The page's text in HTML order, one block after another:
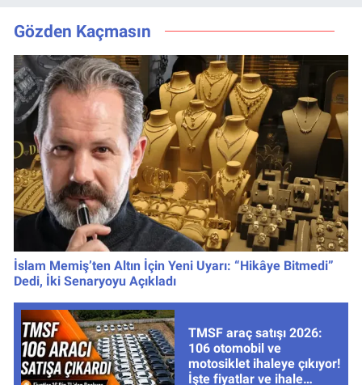
Gözden Kaçmasın
İslam Memiş’ten Altın İçin Yeni Uyarı: “Hikâye Bitmedi”
Dedi, İki Senaryoyu Açıkladı
TMSF araç satışı 2026:
106 otomobil ve
motosiklet ihaleye çıkıyor!
İşte fiyatlar ve ihale